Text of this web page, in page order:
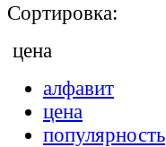
Сортировка:
цена
алфавит
цена
популярность